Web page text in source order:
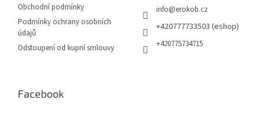
Obchodní podmínky
Podmínky ochrany osobních
údajů
Odstoupení od kupní smlouvy
info@erokob.cz
+420777733503 (eshop)
+420775734715
Facebook